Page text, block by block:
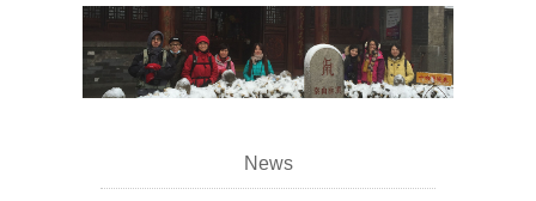
News